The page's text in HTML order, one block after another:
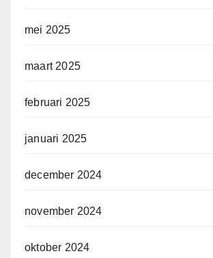
mei 2025
maart 2025
februari 2025
januari 2025
december 2024
november 2024
oktober 2024